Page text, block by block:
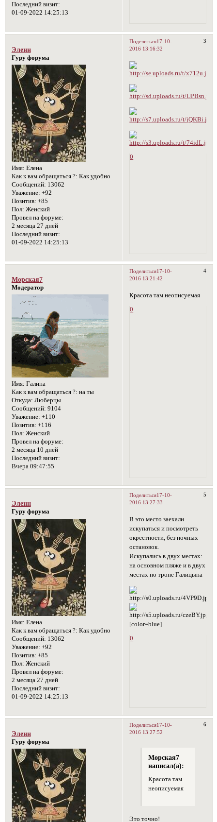
Последний визит:
01-09-2022 14:25:13
Поделиться 3
17-10-
2016 13:16:32
Эленн
Гуру форума
Имя: Елена
Как к вам обращаться ?: Как удобно
Сообщений: 13062
Уважение: +92
Позитив: +85
Пол: Женский
Провел на форуме:
2 месяца 27 дней
Последний визит:
01-09-2022 14:25:13
0
Поделиться 4
17-10-
2016 13:21:42
Морская7
Модератор
Имя: Галина
Как к вам обращаться ?: на ты
Откуда: Люберцы
Сообщений: 9104
Уважение: +110
Позитив: +116
Пол: Женский
Провел на форуме:
2 месяца 10 дней
Последний визит:
Вчера 09:47:55
Красота там неописуемая
0
Поделиться 5
17-10-
2016 13:27:33
Эленн
Гуру форума
Имя: Елена
Как к вам обращаться ?: Как удобно
Сообщений: 13062
Уважение: +92
Позитив: +85
Пол: Женский
Провел на форуме:
2 месяца 27 дней
Последний визит:
01-09-2022 14:25:13
В это место заехали
искупаться и посмотреть
окрестности, без ночных
остановок.
Искупались в двух местах:
на основном пляже и в двух
местах по тропе Галицына
[color=blue]
0
Поделиться 6
17-10-
2016 13:27:52
Эленн
Гуру форума
Морская7
написал(а):
Красота там
неописуемая
Это точно!